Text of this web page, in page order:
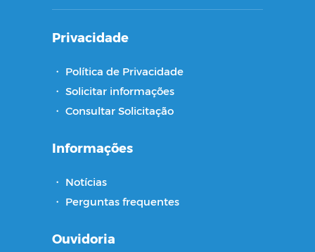
Privacidade
・ Política de Privacidade
・ Solicitar informações
・ Consultar Solicitação
Informações
・ Notícias
・ Perguntas frequentes
Ouvidoria